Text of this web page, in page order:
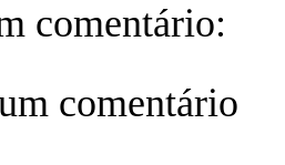
comentário:
comentário